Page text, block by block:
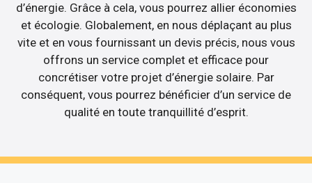
d’énergie. Grâce à cela, vous pourrez allier économies
et écologie. Globalement, en nous déplaçant au plus
vite et en vous fournissant un devis précis, nous vous
offrons un service complet et efficace pour
concrétiser votre projet d’énergie solaire. Par
conséquent, vous pourrez bénéficier d’un service de
qualité en toute tranquillité d’esprit.